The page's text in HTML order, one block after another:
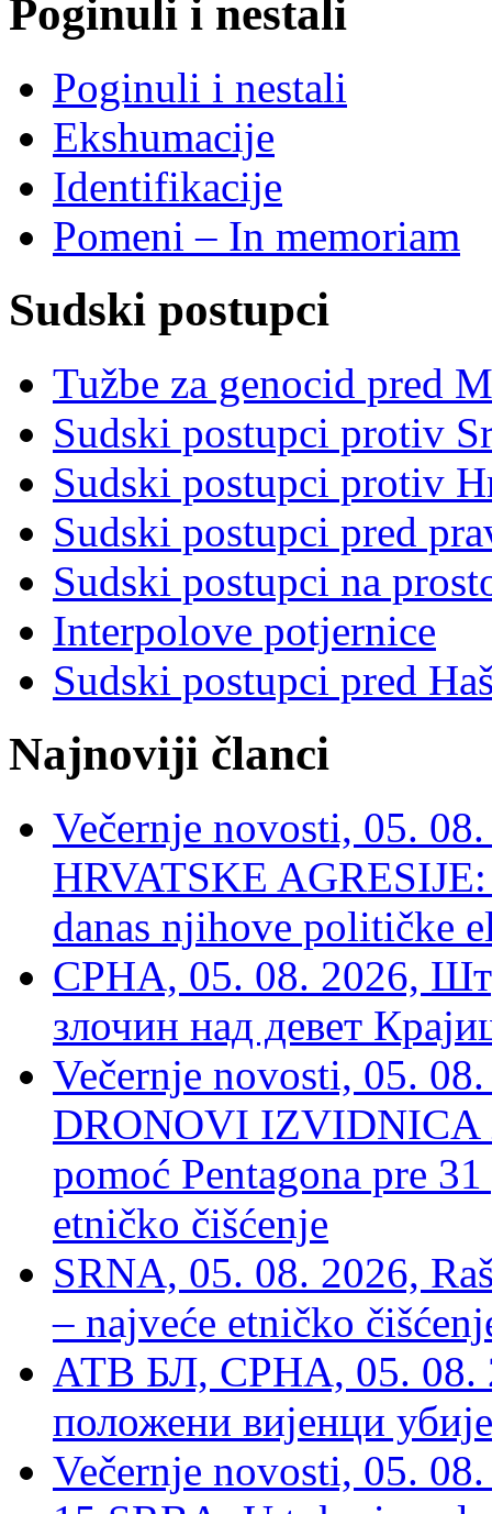
Poginuli i nestali
Poginuli i nestali
Ekshumacije
Identifikacije
Pomeni – In memoriam
Sudski postupci
Tužbe za genocid pred
Sudski postupci protiv
Sudski postupci protiv
Sudski postupci pred
Sudski postupci na
Interpolove potjernice
Sudski postupci pred
Najnoviji članci
Večernje novosti, 05.
HRVATSKE
danas njihove političke
СРНА, 05. 08. 2026,
злочин над девет
Večernje novosti, 05.
DRONOVI IZVIDNICA
pomoć Pentagona pre
etničko čišćenje
SRNA, 05. 08. 2026,
– najveće etničko
АТВ БЛ, СРНА, 05. 08.
положени вијенци
Večernje novosti, 05.